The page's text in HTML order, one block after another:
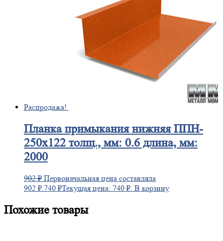
Распродажа!
Планкапримыкания нижняя ППН-
250х122 толщ., мм: 0.6 длина, мм:
2000
902₽ Первоначальная цена составляла
902 ₽.740 ₽Текущая цена: 740 ₽. В корзину
Похожие товары